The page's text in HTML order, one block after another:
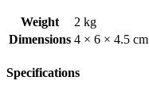
Weight
2 kg
Dimensions 4 × 6 × 4.5 cm
Specifications